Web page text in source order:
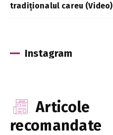
tradiționalul careu (Video)
Instagram
Articole
recomandate